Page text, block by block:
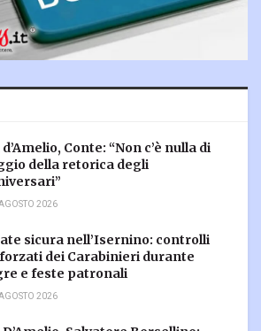
Conte: “Non c’è nulla di
della retorica degli
2026
sicura nell’Isernino: controlli
dei Carabinieri durante
e feste patronali
2026